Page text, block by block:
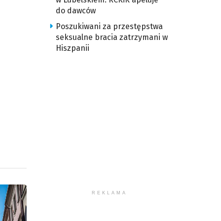
do dawców
Poszukiwani za przestępstwa
seksualne bracia zatrzymani w
Hiszpanii
REKLAMA